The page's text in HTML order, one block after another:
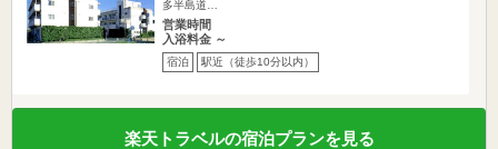
多半島道…
営業時間
入浴料金 ～
宿泊 駅近（徒歩10分以内）
楽天トラベルの宿泊プランを見る